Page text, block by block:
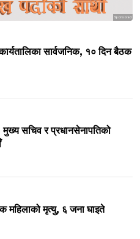
Sponsored
सार्वजनिक, १० दिन बैठक
मुख्य सचिव र प्रधानसेनापतिको
महिलाको मृत्यु, ६ जना घाइते